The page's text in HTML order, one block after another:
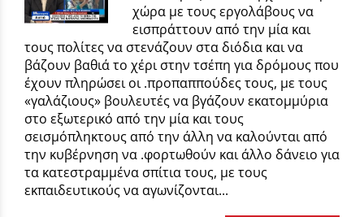
χώρα με τους εργολάβους να
εισπράττουν από την μία και
τους πολίτες να στενάζουν στα διόδια και να
βάζουν βαθιά το χέρι στην τσέπη για δρόμους που
έχουν πληρώσει οι .προπαππούδες τους, με τους
«γαλάζιους» βουλευτές να βγάζουν εκατομμύρια
στο εξωτερικό από την μία και τους
σεισμόπληκτους από την άλλη να καλούνται από
την κυβέρνηση να .φορτωθούν και άλλο δάνειο για
τα κατεστραμμένα σπίτια τους, με τους
εκπαιδευτικούς να αγωνίζονται...